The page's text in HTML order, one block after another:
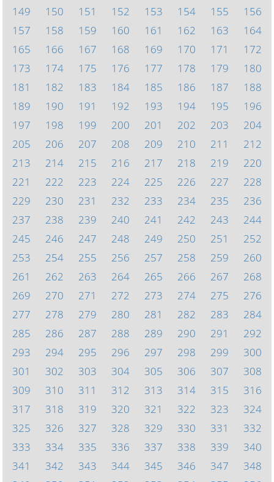
149
150 151 152 153 154 155
156
157
158 159 160 161 162 163
164
165
166 167 168 169 170 171
172
173
174 175 176 177 178 179
180
181
182 183 184 185 186 187
188
189
190 191 192 193 194 195
196
197
198 199 200 201 202 203
204
205
206 207 208 209 210 211
212
213
214 215 216 217 218 219
220
221
222 223 224 225 226 227
228
229
230 231 232 233 234 235
236
237
238 239 240 241 242 243
244
245
246 247 248 249 250 251
252
253
254 255 256 257 258 259
260
261
262 263 264 265 266 267
268
269
270 271 272 273 274 275
276
277
278 279 280 281 282 283
284
285
286 287 288 289 290 291
292
293
294 295 296 297 298 299
300
301
302 303 304 305 306 307
308
309
310 311 312 313 314 315
316
317
318 319 320 321 322 323
324
325
326 327 328 329 330 331
332
333
334 335 336 337 338 339
340
341
342 343 344 345 346 347
348